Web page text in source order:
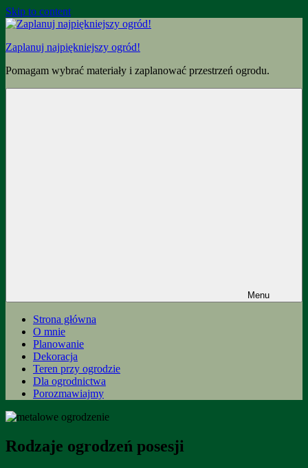
Skip to content
Zaplanuj najpiękniejszy ogród!
Pomagam wybrać materiały i zaplanować przestrzeń ogrodu.
Menu
Strona główna
O mnie
Planowanie
Dekoracja
Teren przy ogrodzie
Dla ogrodnictwa
Porozmawiajmy
Rodzaje ogrodzeń posesji